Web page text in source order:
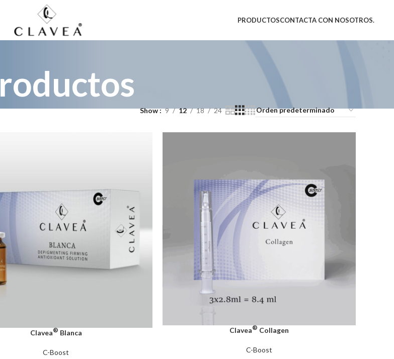
PRODUCTOSCONTACTA CON NOSOTROS.
Show 9 12 18 24
Clavea® Blanca
C-Boost
Clavea® Collagen
C-Boost